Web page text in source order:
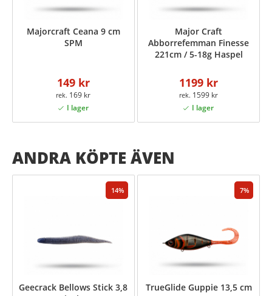
Majorcraft Ceana 9 cm
SPM
149 kr
169 kr
Major Craft
Abborrefemman Finesse
221cm / 5-18g Haspel
1199 kr
1599 kr
ANDRA KÖPTE ÄVEN
14
Geecrack Bellows Stick 3,8
7
TrueGlide Guppie 13,5 cm